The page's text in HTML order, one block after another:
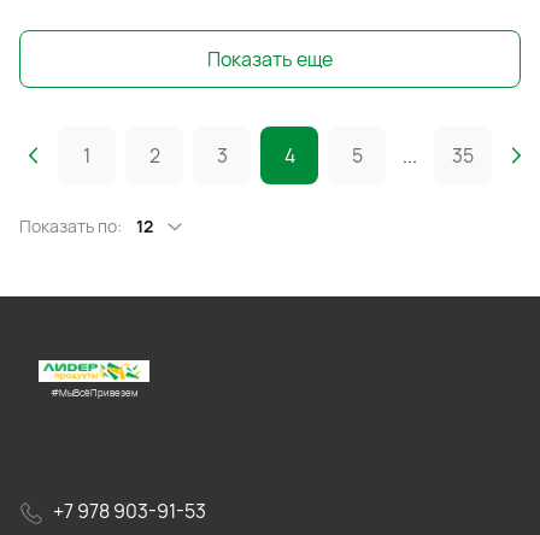
Показать еще
1 2 3 4 5 ... 35
Показать по: 12
#МыВсёПривезем
+7 978 903-91-53